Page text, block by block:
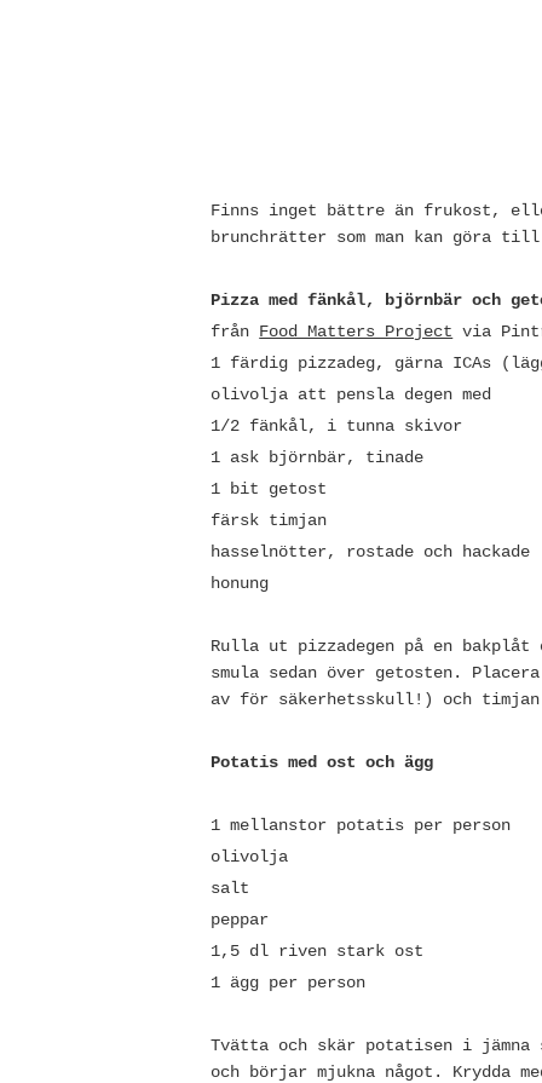
Finns inget bättre än frukost,
brunchrätter som man kan göra till
Pizza med fänkål, björnbär och
från Food Matters Project via
1 färdig pizzadeg, gärna ICAs
olivolja att pensla degen med
1/2 fänkål, i tunna skivor
1 ask björnbär, tinade
1 bit getost
färsk timjan
hasselnötter, rostade och hackade
honung
Rulla ut pizzadegen på en
smula sedan över getosten.
av för säkerhetsskull!) och
Potatis med ost och ägg
1 mellanstor potatis per person
olivolja
salt
peppar
1,5 dl riven stark ost
1 ägg per person
Tvätta och skär potatisen i
och börjar mjukna något. Krydda